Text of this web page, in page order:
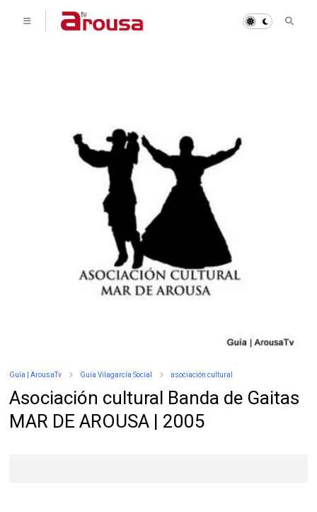
Guía | ArousaTv Guía Vilagarcía Social asociación cultural
Asociación cultural Banda de Gaitas
MAR DE AROUSA | 2005